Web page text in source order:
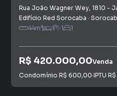
Rua João Wagner Wey, 1810 -
Edifício Red Sorocaba ·
44m² 1 1 1
R$ 420.000,00Venda
Condomínio R$ 600,00·IPTU